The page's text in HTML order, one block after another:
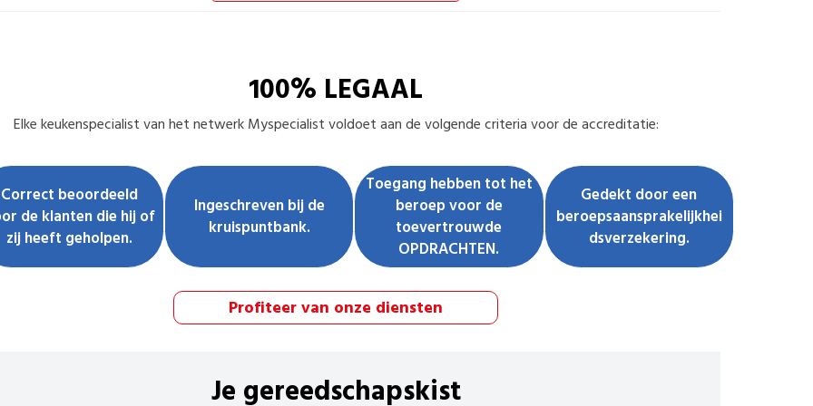
100% LEGAAL
Elke keukenspecialist van het netwerk Myspecialist voldoet aan de volgende criteria voor de accreditatie:
Correct beoordeeld
de klanten die hij of
zij heeft geholpen.
Ingeschreven bij de
kruispuntbank.
Toegang hebben tot het
beroep voor de
toevertrouwde
OPDRACHTEN.
Gedekt door een
beroepsaansprakelijkhei
dsverzekering.
Profiteer van onze diensten
Je gereedschapskist